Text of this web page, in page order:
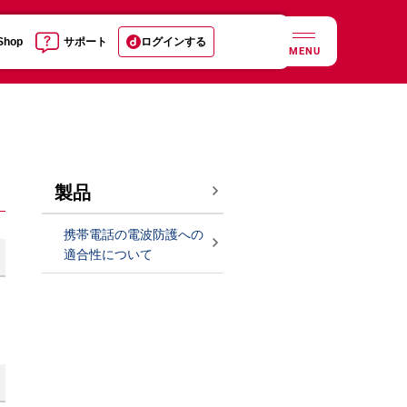
サポート ログインする
MENU
製品
携帯電話の電波防護への
適合性について